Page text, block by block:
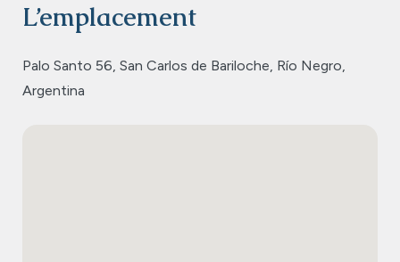
L’emplacement
Palo Santo 56, San Carlos de Bariloche, Río Negro,
Argentina